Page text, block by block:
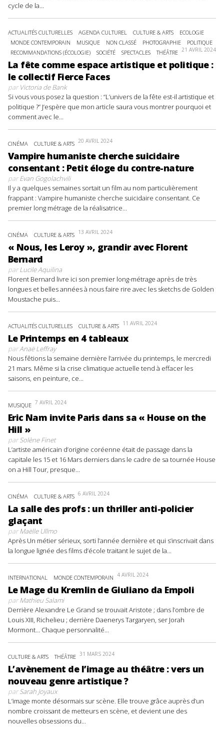
cycle de la...
ACTUALITÉS CULTURELLES AGENDA CULTUREL CULTURE & ARTS
ECOLOGIE
MONDE CONTEMPORAIN
MUSIQUE NON CLASSÉ PHOTOGRAPHIE
POLITIQUE
RECOMMANDATIONS (ÉCOLOGIE)
SOCIÉTÉ SPECTACLES THÉÂTRE 21 AVRIL 2024
La fête comme espace artistique et politique :
le collectif Fierce Faces
parVictoria de Bank
Si vous vous posez la question : “L’univers de la fête est-il artistique et
politique ?” J’espère que mon article saura vous montrer pourquoi et
comment avec le...
CINÉMA CULTURE & ARTS 20 AVRIL 2024
Vampire humaniste cherche suicidaire
consentant : Petit éloge du contre-nature
parEvan Gogolachvili
Il y a quelques semaines sortait un film au nom particulièrement
frappant : Vampire humaniste cherche suicidaire consentant. Ce
premier long métrage de la réalisatrice...
CINÉMA CULTURE & ARTS 13 AVRIL 2024
« Nous, les Leroy », grandir avec Florent
Bernard
parLucile Aquilina
Florent Bernard livre ici son premier long-métrage après de très
longues et belles années à nous faire rire avec les sketchs de Golden
Moustache puis...
ACTUALITÉS CULTURELLES CULTURE & ARTS 11 AVRIL 2024
Le Printemps en 4 tableaux
parAnaë Leffray
Nous fêtions la semaine dernière l’arrivée du printemps, le mercredi
21 mars. Même si la crise climatique actuelle tend à effacer les
saisons, en peinture, ce...
MUSIQUE 7 AVRIL 2024
Eric Nam invite Paris dans sa « House on the
Hill »
parSolène Finet
L’artiste américain d’origine coréenne était de passage dans la
capitale les 15 et 16 Mars derniers dans le cadre de sa tournée House
on a Hill Tour, presque...
CINÉMA CULTURE & ARTS 6 AVRIL 2024
La salle des profs : un thriller anti-policier
glaçant
parMaëlle Ullmo
Après Un métier sérieux, sorti l’année dernière et qui s’inscrivait dans
la longue lignée des films d’école traitant le sujet de la...
INTERNATIONAL MONDE CONTEMPORAIN 4 AVRIL 2024
Le Mage du Kremlin de Giuliano da Empoli
parMathieu Salami
Derrière Alexandre Le Grand se trouvait Aristote ; dans l’ombre de
Louis XIII, Richelieu ; derrière Daenerys Targaryen, ser Jorah
Mormont… Chaque personnalité...
CULTURE & ARTS THÉÂTRE 31 MARS 2024
L’avènement de l’image au théâtre : vers un
nouveau genre artistique ?
parSarah Joyaux
L’image monte désormais sur scène. Elle trouve grâce auprès d’un
nombre croissant de metteurs en scène, et devient une des
nouvelles obsessions du...